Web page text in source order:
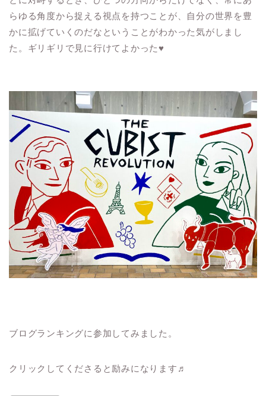
らゆる角度から捉える視点を持つことが、自分の世界を豊
かに拡げていくのだなということがわかった気がしまし
た。ギリギリで見に行けてよかった♥
ブログランキングに参加してみました。
クリックしてくださると励みになります♬